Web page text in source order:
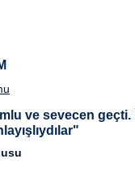
ve sevecen